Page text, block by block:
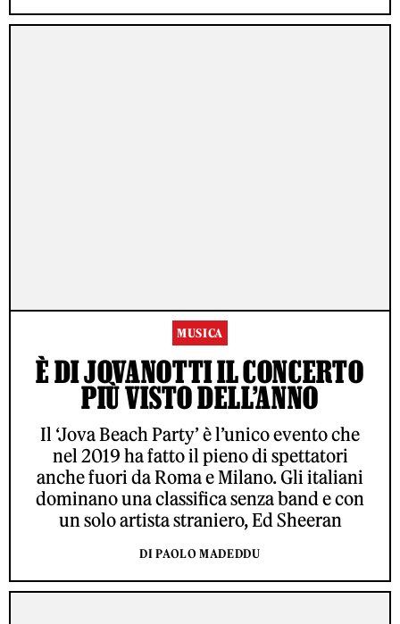
MUSICA
È DI JOVANOTTI IL CONCERTO
PIÙ VISTO DELL’ANNO
Il ‘Jova Beach Party’ è l’unico evento che
nel 2019 ha fatto il pieno di spettatori
anche fuori da Roma e Milano. Gli italiani
dominano una classifica senza band e con
un solo artista straniero, Ed Sheeran
DI PAOLO MADEDDU